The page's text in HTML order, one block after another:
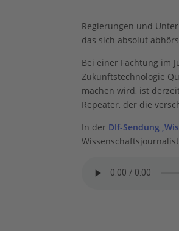
Regierungen und
das sich absolut
Bei einer Fachtung im
Zukunftstechnologie
machen wird, ist
Repeater, der die
In der Dlf-Sendung